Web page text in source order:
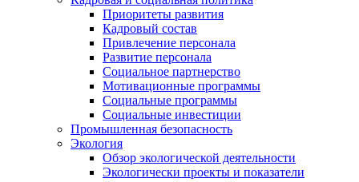
Приоритеты развития
Кадровый состав
Привлечение персонала
Развитие персонала
Социальное партнерство
Мотивационные программы
Социальные программы
Социальные инвестиции
Промышленная безопасность
Экология
Обзор экологической деятельности
Экологически проекты и показатели